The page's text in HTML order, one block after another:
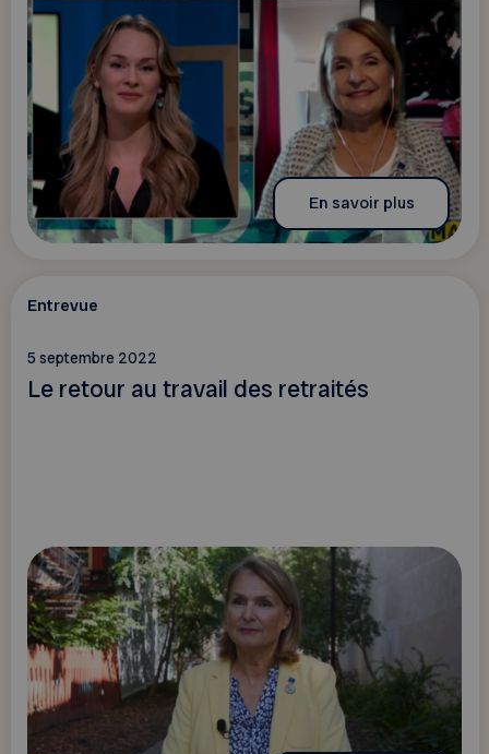
En savoir plus
Entrevue
5 septembre 2022
Le retour au travail des retraités